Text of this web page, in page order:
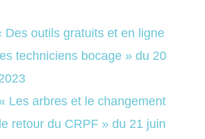
Des outils gratuits et en ligne
techniciens bocage » du 20
Les arbres et le changement
retour du CRPF » du 21 juin